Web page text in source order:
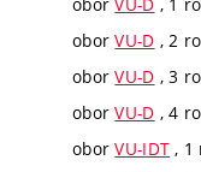
oborVU-D , 2
oborVU-D , 3
oborVU-D , 4
oborVU-IDT , 1